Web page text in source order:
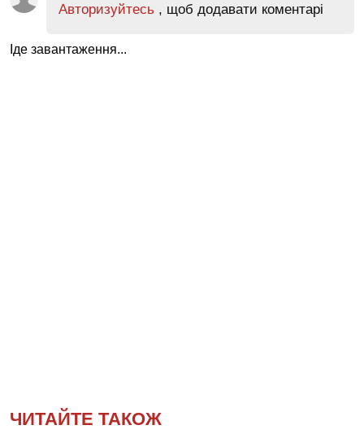
Авторизуйтесь , щоб додавати коментарі
Іде завантаження...
ЧИТАЙТЕ ТАКОЖ